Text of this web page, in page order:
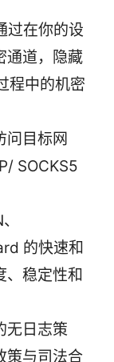
过在你的设
通道，隐藏
程中的机密
问目标网
SOCKS5
的快速和
、稳定性和
无日志策
策与司法合